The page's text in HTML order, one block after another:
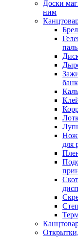
Доски
ним
для